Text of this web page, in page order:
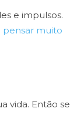
e impulsos.
pensar muito
vida. Então se